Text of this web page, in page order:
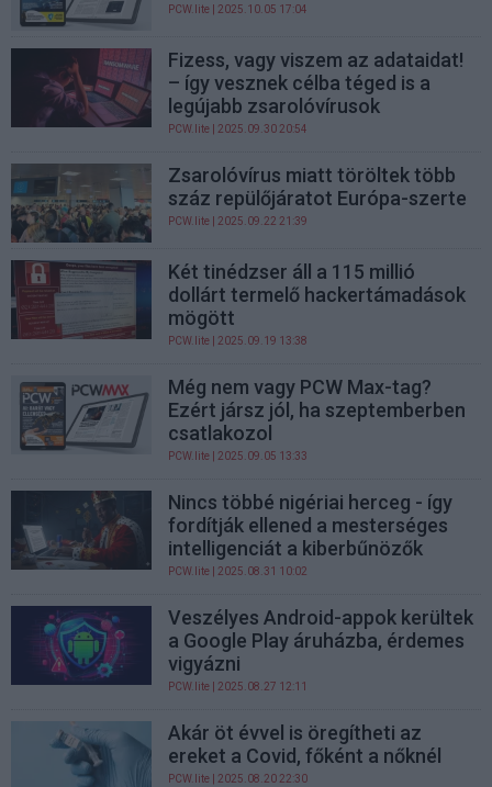
PCW.lite | 2025.10.05 17:04
Fizess, vagy viszem az adataidat!
– így vesznek célba téged is a
legújabb zsarolóvírusok
PCW.lite | 2025.09.30 20:54
Zsarolóvírus miatt töröltek több
száz repülőjáratot Európa-szerte
PCW.lite | 2025.09.22 21:39
Két tinédzser áll a 115 millió
dollárt termelő hackertámadások
mögött
PCW.lite | 2025.09.19 13:38
Még nem vagy PCW Max-tag?
Ezért jársz jól, ha szeptemberben
csatlakozol
PCW.lite | 2025.09.05 13:33
Nincs többé nigériai herceg - így
fordítják ellened a mesterséges
intelligenciát a kiberbűnözők
PCW.lite | 2025.08.31 10:02
Veszélyes Android-appok kerültek
a Google Play áruházba, érdemes
vigyázni
PCW.lite | 2025.08.27 12:11
Akár öt évvel is öregítheti az
ereket a Covid, főként a nőknél
PCW.lite | 2025.08.20 22:30